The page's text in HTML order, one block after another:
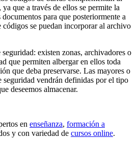
que a través de ellos se permite la
para que posteriormente a
códigos se puedan incorporar al archivo
existen zonas, archivadores o
que permiten albergar en ellos toda
que deba preservarse. Las mayores o
seguridad vendrán definidas por el tipo
deseemos almacenar.
en enseñanza, formación a
y con variedad de cursos online.